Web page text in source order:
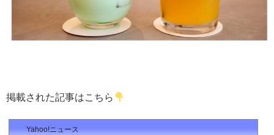
掲載された記事はこちら
Yahoo!ニュース